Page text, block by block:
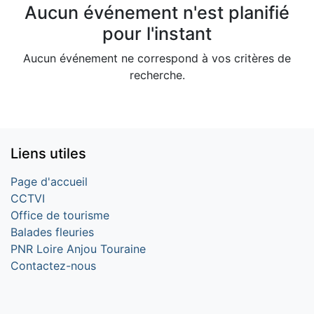
Aucun événement n'est planifié
pour l'instant
Aucun événement ne correspond à vos critères de
recherche.
Liens utiles
Page d'accueil
CCTVI
Office de tourisme
Balades fleuries
PNR Loire Anjou Touraine
Contactez-nous